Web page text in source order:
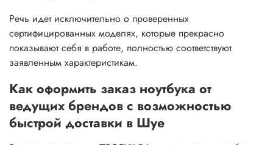
Речь идет исключительно о проверенных
сертифицированных моделях, которые прекрасно
показывают себя в работе, полностью соответствуют
заявленным характеристикам.
Как оформить заказ ноутбука от
ведущих брендов с возможностью
быстрой доставки в Шуе